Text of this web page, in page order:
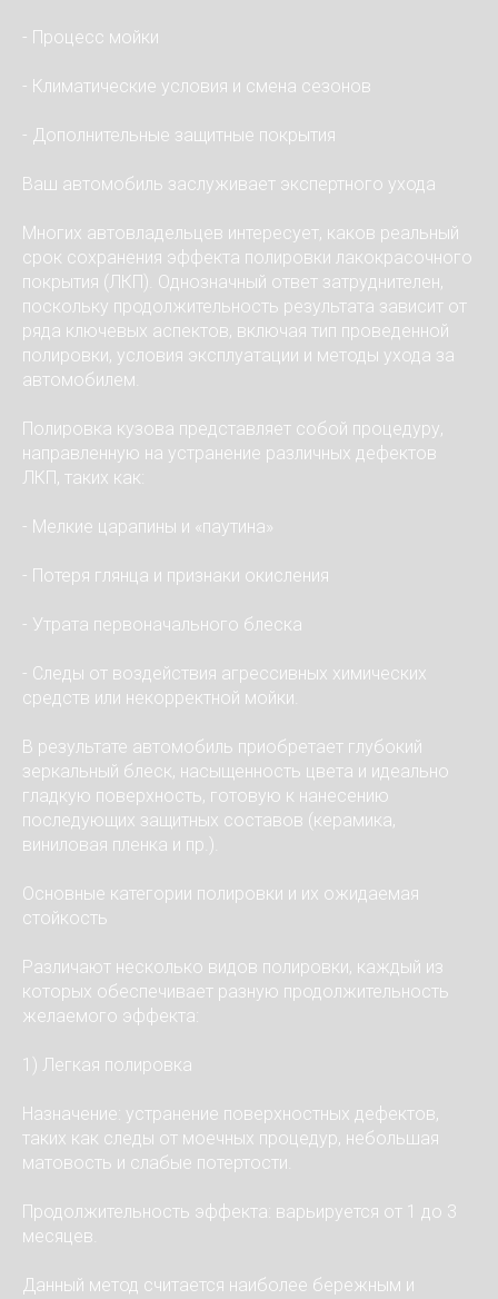
- Процесс мойки
- Климатические условия и смена сезонов
- Дополнительные защитные покрытия
Ваш автомобиль заслуживает экспертного ухода
Многих автовладельцев интересует, каков реальный
срок сохранения эффекта полировки лакокрасочного
покрытия (ЛКП). Однозначный ответ затруднителен,
поскольку продолжительность результата зависит от
ряда ключевых аспектов, включая тип проведенной
полировки, условия эксплуатации и методы ухода за
автомобилем.
Полировка кузова представляет собой процедуру,
направленную на устранение различных дефектов
ЛКП, таких как:
- Мелкие царапины и «паутина»
- Потеря глянца и признаки окисления
- Утрата первоначального блеска
- Следы от воздействия агрессивных химических
средств или некорректной мойки.
В результате автомобиль приобретает глубокий
зеркальный блеск, насыщенность цвета и идеально
гладкую поверхность, готовую к нанесению
последующих защитных составов (керамика,
виниловая пленка и пр.).
Основные категории полировки и их ожидаемая
стойкость
Различают несколько видов полировки, каждый из
которых обеспечивает разную продолжительность
желаемого эффекта:
1) Легкая полировка
Назначение: устранение поверхностных дефектов,
таких как следы от моечных процедур, небольшая
матовость и слабые потертости.
Продолжительность эффекта: варьируется от 1 до 3
месяцев.
Данный метод считается наиболее бережным и